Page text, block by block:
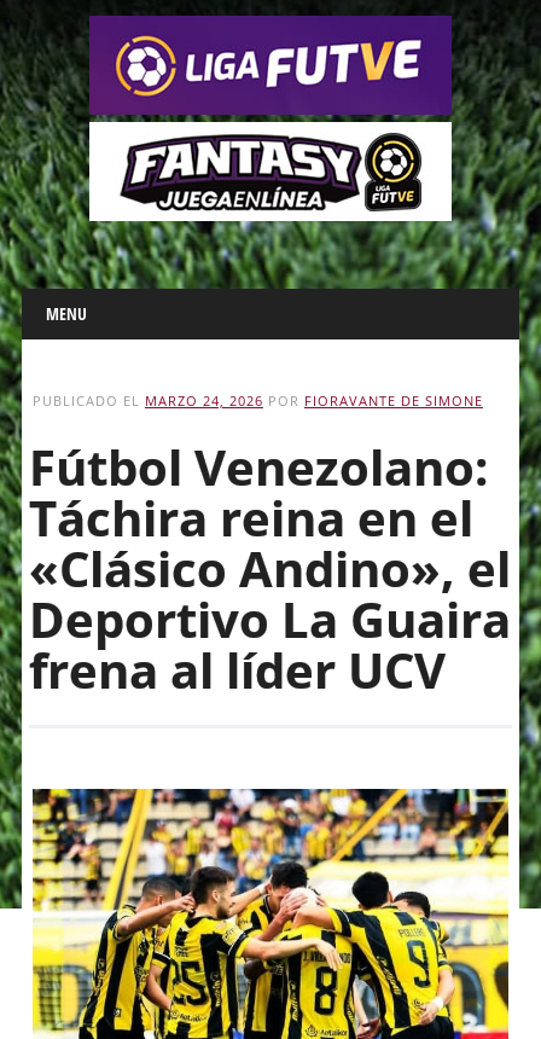
Main menu
Skip
to
content
MENU
PUBLICADO EL MARZO 24, 2026 POR FIORAVANTE DE SIMONE
Fútbol Venezolano:
Táchira reina en el
«Clásico Andino», el
Deportivo La Guaira
frena al líder UCV